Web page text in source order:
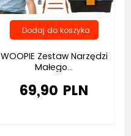
WOOPIE Zestaw Narzędzi
Małego...
69,90 PLN